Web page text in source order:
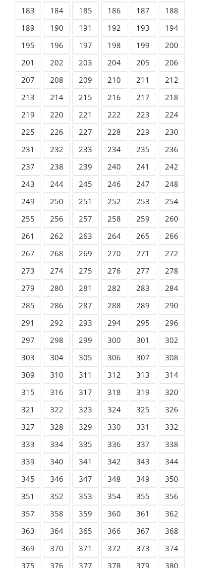
183
184 185 186 187
188
189
190 191 192 193
194
195
196 197 198 199
200
201
202 203 204 205
206
207
208 209 210 211
212
213
214 215 216 217
218
219
220 221 222 223
224
225
226 227 228 229
230
231
232 233 234 235
236
237
238 239 240 241
242
243
244 245 246 247
248
249
250 251 252 253
254
255
256 257 258 259
260
261
262 263 264 265
266
267
268 269 270 271
272
273
274 275 276 277
278
279
280 281 282 283
284
285
286 287 288 289
290
291
292 293 294 295
296
297
298 299 300 301
302
303
304 305 306 307
308
309
310 311 312 313
314
315
316 317 318 319
320
321
322 323 324 325
326
327
328 329 330 331
332
333
334 335 336 337
338
339
340 341 342 343
344
345
346 347 348 349
350
351
352 353 354 355
356
357
358 359 360 361
362
363
364 365 366 367
368
369
370 371 372 373
374
375
376 377 378 379 380